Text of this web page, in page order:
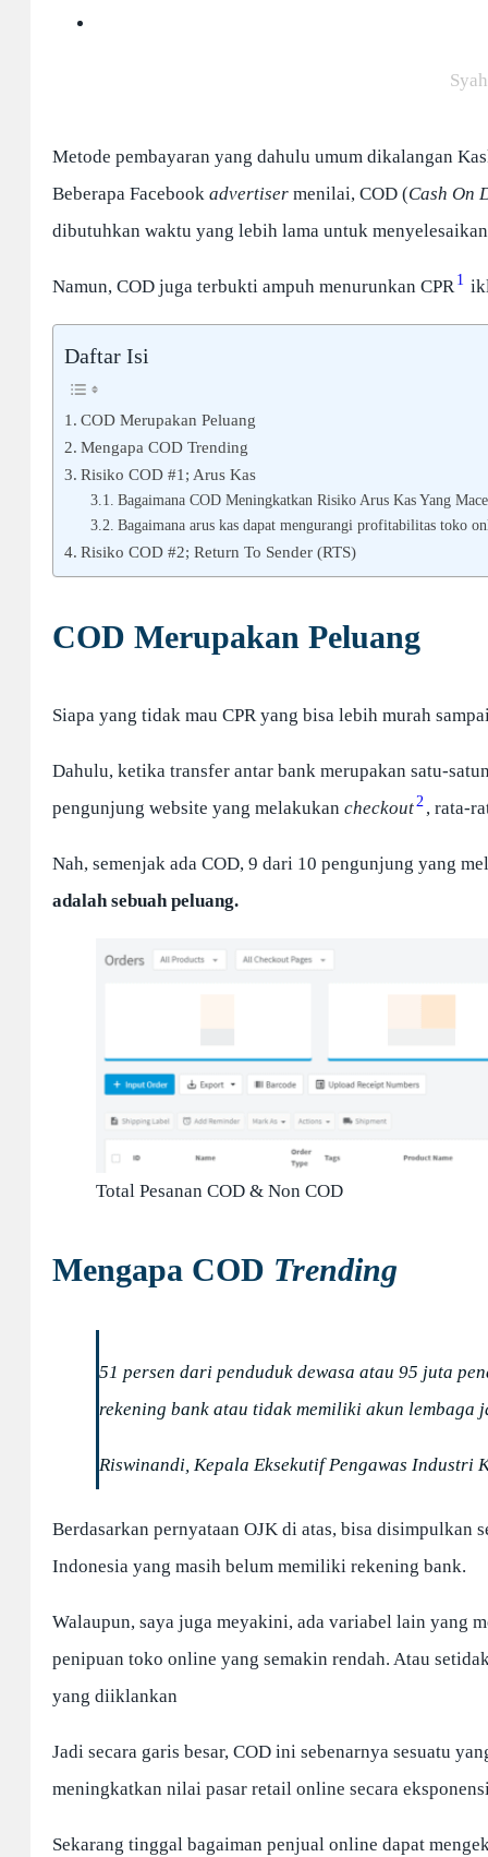
Metode pembayaran yang dahulu umum dikalangan
Beberapa Facebook advertiser menilai, COD (Cash On
dibutuhkan waktu yang lebih lama untuk
Namun, COD juga terbukti ampuh menurunkan CPR1
Daftar Isi
COD Merupakan Peluang
Mengapa COD Trending
Risiko COD #1; Arus Kas
Bagaimana COD Meningkatkan Risiko Arus Kas Yang
Bagaimana arus kas dapat mengurangi profitabilitas toko
Risiko COD #2; Return To Sender (RTS)
COD Merupakan Peluang
Siapa yang tidak mau CPR yang bisa lebih murah
Dahulu, ketika transfer antar bank merupakan satu-
pengunjung website yang melakukan checkout2 , rata-
Nah, semenjak ada COD, 9 dari 10 pengunjung yang
adalah sebuah peluang.
Total Pesanan COD & Non COD
Mengapa COD Trending
51 persen dari penduduk dewasa atau 95 juta
rekening bank atau tidak memiliki akun lembaga
Riswinandi, Kepala Eksekutif Pengawas Industri
Berdasarkan pernyataan OJK di atas, bisa disimpulkan
Indonesia yang masih belum memiliki rekening bank.
Walaupun, saya juga meyakini, ada variabel lain yang
penipuan toko online yang semakin rendah. Atau
yang diiklankan
Jadi secara garis besar, COD ini sebenarnya sesuatu
meningkatkan nilai pasar retail online secara
Sekarang tinggal bagaiman penjual online dapat